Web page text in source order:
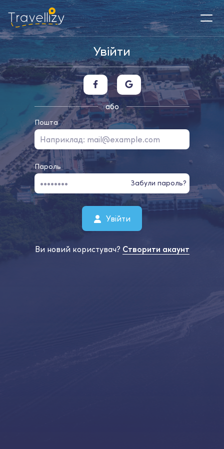
Увійти
або
Пошта
Пароль
Забули пароль?
Увійти
Ви новий користувач? Створити акаунт